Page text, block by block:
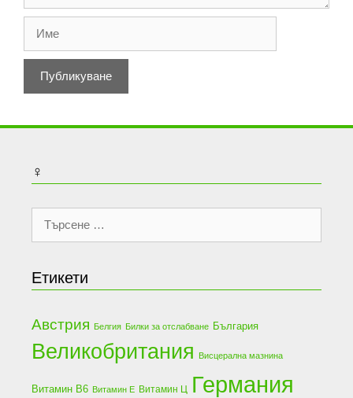
♀
Търсене
Етикети
Австрия Белгия Билки за отслабване България
Великобритания Висцерална мазнина
Витамин В6 Витамин Е Витамин Ц Германия